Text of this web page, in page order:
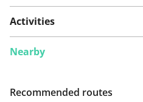
Activities
Nearby
Recommended routes